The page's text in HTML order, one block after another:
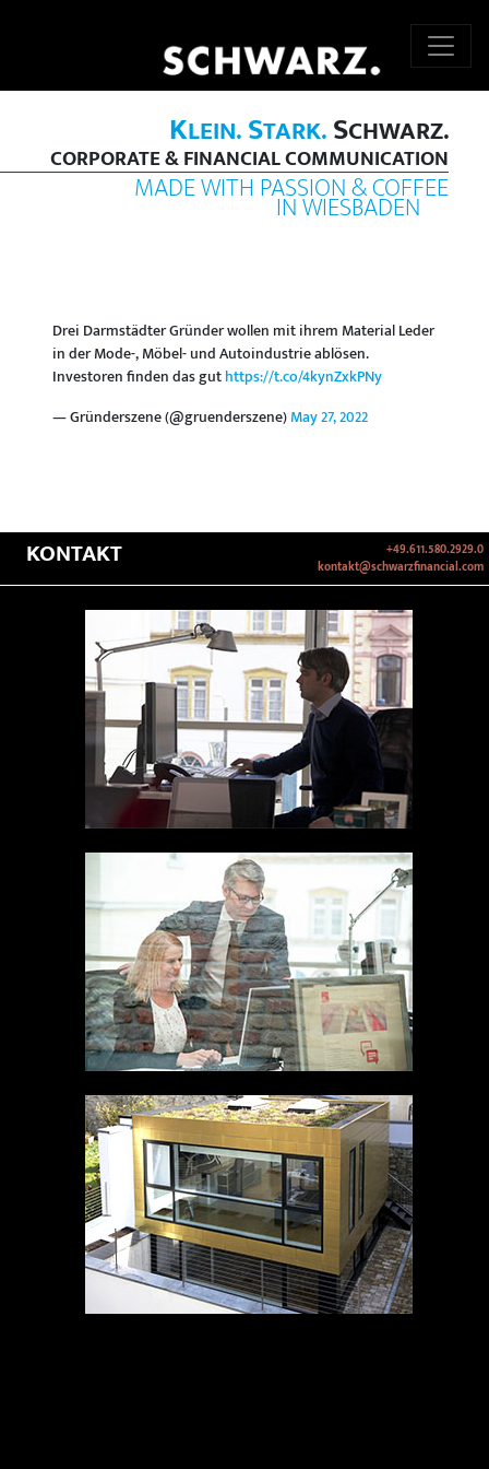
KLEIN.STARK.SCHWARZ.
CORPORATE & FINANCIAL COMMUNICATION
MADE WITH PASSION & COFFEE
IN WIESBADEN
Drei Darmstädter Gründer wollen mit ihrem Material Leder
in der Mode-, Möbel- und Autoindustrie ablösen.
Investoren finden das guthttps://t.co/4kynZxkPNy
— Gründerszene (@gruenderszene)May 27, 2022
KONTAKT
+49.611.580.2929.0
kontakt@schwarzfinancial.com